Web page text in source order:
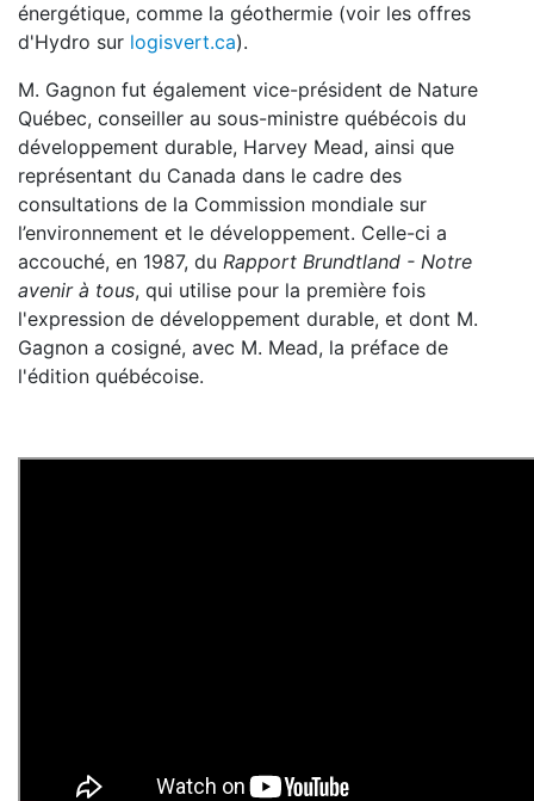
énergétique, comme la géothermie (voir les offres
d'Hydro sur logisvert.ca).
M. Gagnon fut également vice-président de Nature
Québec, conseiller au sous-ministre québécois du
développement durable, Harvey Mead, ainsi que
représentant du Canada dans le cadre des
consultations de la Commission mondiale sur
l’environnement et le développement. Celle-ci a
accouché, en 1987, du Rapport Brundtland - Notre
avenir à tous, qui utilise pour la première fois
l'expression de développement durable, et dont M.
Gagnon a cosigné, avec M. Mead, la préface de
l'édition québécoise.